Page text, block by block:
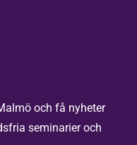
och få nyheter
seminarier och